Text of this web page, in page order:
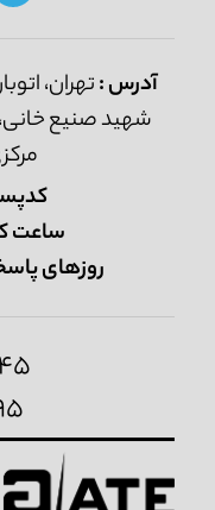
آدرس :تهران،
شهید صنیع خانی،
ساعت
روزهای